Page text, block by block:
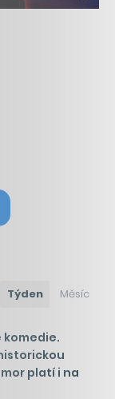
Týden Měsíc
komedie.
platí i na